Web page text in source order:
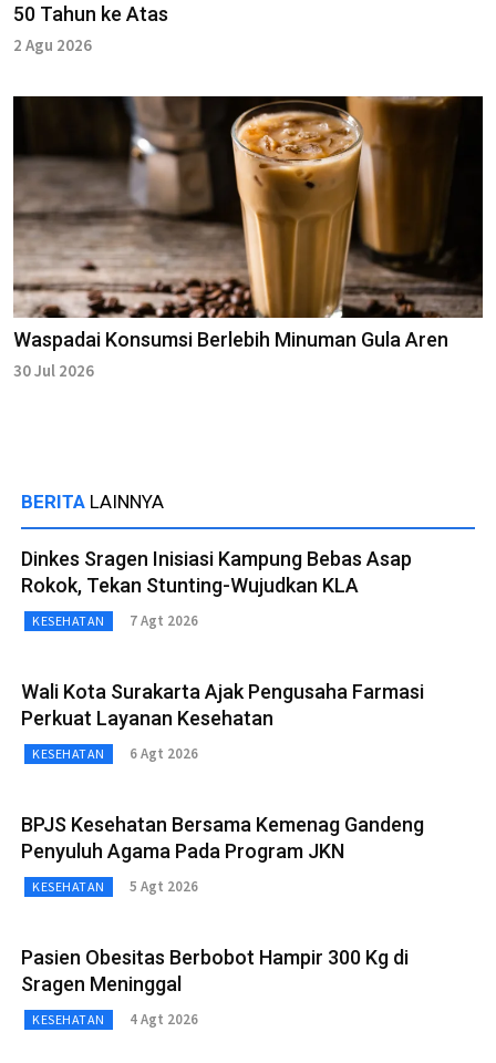
50 Tahun ke Atas
2 Agu 2026
Waspadai Konsumsi Berlebih Minuman Gula Aren
30 Jul 2026
BERITA LAINNYA
Dinkes Sragen Inisiasi Kampung Bebas Asap
Rokok, Tekan Stunting-Wujudkan KLA
KESEHATAN 7 Agt 2026
Wali Kota Surakarta Ajak Pengusaha Farmasi
Perkuat Layanan Kesehatan
KESEHATAN 6 Agt 2026
BPJS Kesehatan Bersama Kemenag Gandeng
Penyuluh Agama Pada Program JKN
KESEHATAN 5 Agt 2026
Pasien Obesitas Berbobot Hampir 300 Kg di
Sragen Meninggal
KESEHATAN 4 Agt 2026